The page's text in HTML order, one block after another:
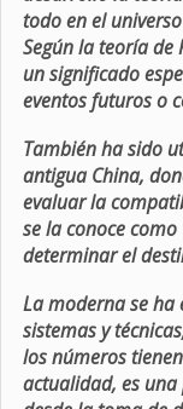
todo en el
Según la teoría
un significado
eventos futuros o
También ha sido
antigua China,
evaluar la
se la conoce
determinar el
La moderna se
sistemas y
los números
actualidad, es